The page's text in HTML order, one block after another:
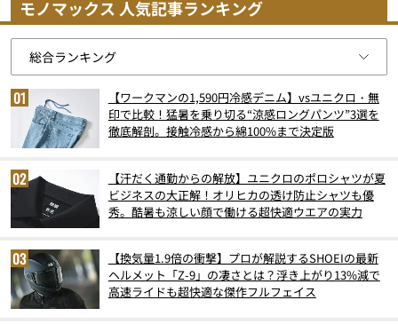
モノマックス 人気記事ランキング
【ワークマンの1,590円冷感デニム】vsユニクロ・無
印で比較！猛暑を乗り切る“涼感ロングパンツ”3選を
徹底解剖。接触冷感から綿100%まで決定版
【汗だく通勤からの解放】ユニクロのポロシャツが夏
ビジネスの大正解！オリヒカの透け防止シャツも優
秀。酷暑も涼しい顔で働ける超快適ウエアの実力
【換気量1.9倍の衝撃】プロが解説するSHOEIの最新
ヘルメット「Z-9」の凄さとは？浮き上がり13%減で
高速ライドも超快適な傑作フルフェイス